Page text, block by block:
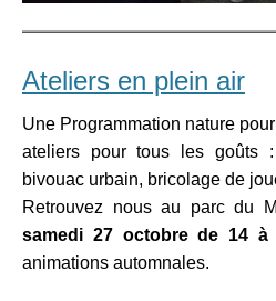
Ateliers en plein air
Une Programmation nature
ateliers pour tous les goûts :
bivouac urbain, bricolage de
Retrouvez nous au parc du
samedi 27 octobre de 14 à
animations automnales.